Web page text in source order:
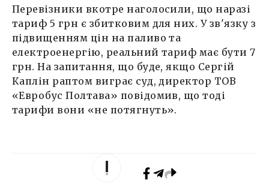
Перевізники вкотре наголосили, що наразі
тариф 5 грн є збитковим для них. У зв'язку з
підвищенням цін на паливо та
електроенергію, реальний тариф має бути 7
грн. На запитання, що буде, якщо Сергій
Каплін раптом виграє суд, директор ТОВ
«Евробус Полтава» повідомив, що тоді
тарифи вони «не потягнуть».